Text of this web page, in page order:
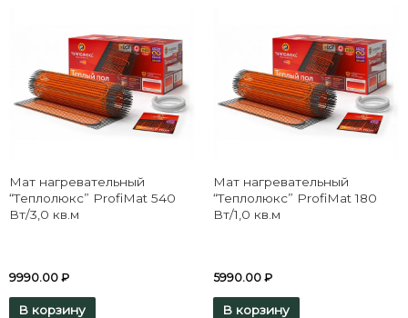
Мат нагревательный
“Теплолюкс” ProfiMat 540
Вт/3,0 кв.м
9990.00 ₽
В корзину
Мат нагревательный
“Теплолюкс” ProfiMat 180
Вт/1,0 кв.м
5990.00 ₽
В корзину